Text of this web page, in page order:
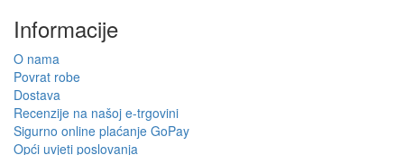
Informacije
O nama
Povrat robe
Dostava
Recenzije na našoj e-trgovini
Sigurno online plaćanje GoPay
Opći uvjeti poslovanja